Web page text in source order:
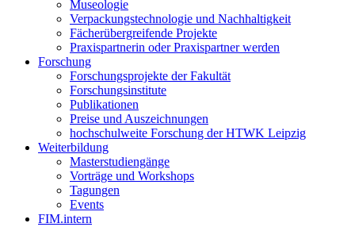
Museologie
Verpackungstechnologie und Nachhaltigkeit
Fächerübergreifende Projekte
Praxispartnerin oder Praxispartner werden
Forschung
Forschungsprojekte der Fakultät
Forschungsinstitute
Publikationen
Preise und Auszeichnungen
hochschulweite Forschung der HTWK Leipzig
Weiterbildung
Masterstudiengänge
Vorträge und Workshops
Tagungen
Events
FIM.intern